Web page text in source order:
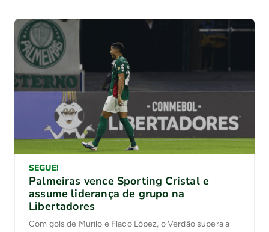
SEGUE!
Palmeiras vence Sporting Cristal e
assume liderança de grupo na
Libertadores
Com gols de Murilo e Flaco López, o Verdão supera a